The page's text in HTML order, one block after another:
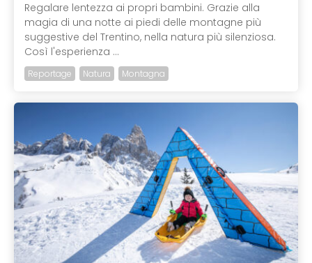
Regalare lentezza ai propri bambini. Grazie alla
magia di una notte ai piedi delle montagne più
suggestive del Trentino, nella natura più silenziosa.
Così l'esperienza ...
Reportage Natura Montagna